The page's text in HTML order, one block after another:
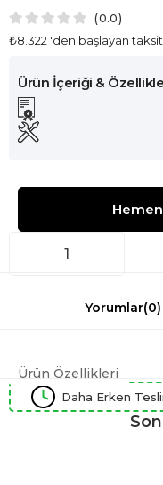
0.0
₺8.322 'den başlayan
Yorumlar(0)
Ürün Özellikleri
Daha Erken